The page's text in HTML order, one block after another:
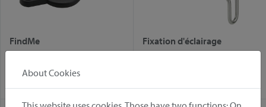
FindMe Fixation d'éclairage
About Cookies